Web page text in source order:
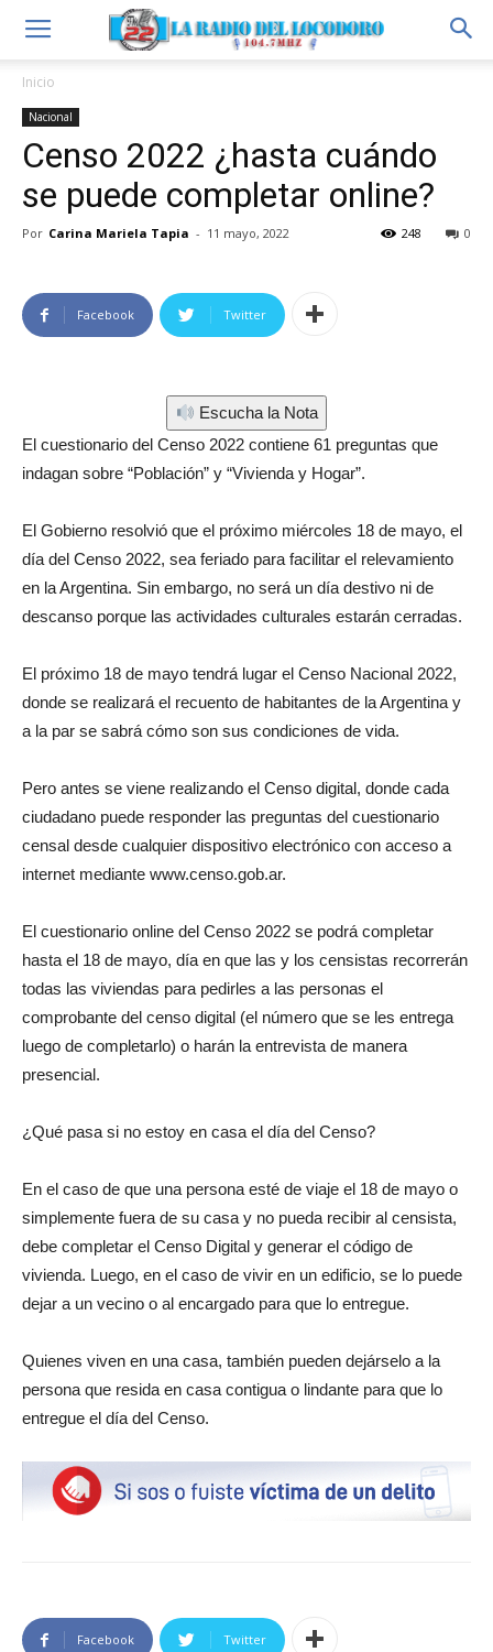
Inicio
Nacional
Censo 2022 ¿hasta cuándo
se puede completar online?
Por Carina Mariela Tapia - 11 mayo, 2022 0
248
Facebook Twitter
Escucha la Nota
El cuestionario del Censo 2022 contiene 61 preguntas que
indagan sobre “Población” y “Vivienda y Hogar”.
El Gobierno resolvió que el próximo miércoles 18 de mayo, el
día del Censo 2022, sea feriado para facilitar el relevamiento
en la Argentina. Sin embargo, no será un día destivo ni de
descanso porque las actividades culturales estarán cerradas.
El próximo 18 de mayo tendrá lugar el Censo Nacional 2022,
donde se realizará el recuento de habitantes de la Argentina y
a la par se sabrá cómo son sus condiciones de vida.
Pero antes se viene realizando el Censo digital, donde cada
ciudadano puede responder las preguntas del cuestionario
censal desde cualquier dispositivo electrónico con acceso a
internet mediante www.censo.gob.ar.
El cuestionario online del Censo 2022 se podrá completar
hasta el 18 de mayo, día en que las y los censistas recorrerán
todas las viviendas para pedirles a las personas el
comprobante del censo digital (el número que se les entrega
luego de completarlo) o harán la entrevista de manera
presencial.
¿Qué pasa si no estoy en casa el día del Censo?
En el caso de que una persona esté de viaje el 18 de mayo o
simplemente fuera de su casa y no pueda recibir al censista,
debe completar el Censo Digital y generar el código de
vivienda. Luego, en el caso de vivir en un edificio, se lo puede
dejar a un vecino o al encargado para que lo entregue.
Quienes viven en una casa, también pueden dejárselo a la
persona que resida en casa contigua o lindante para que lo
entregue el día del Censo.
Facebook Twitter